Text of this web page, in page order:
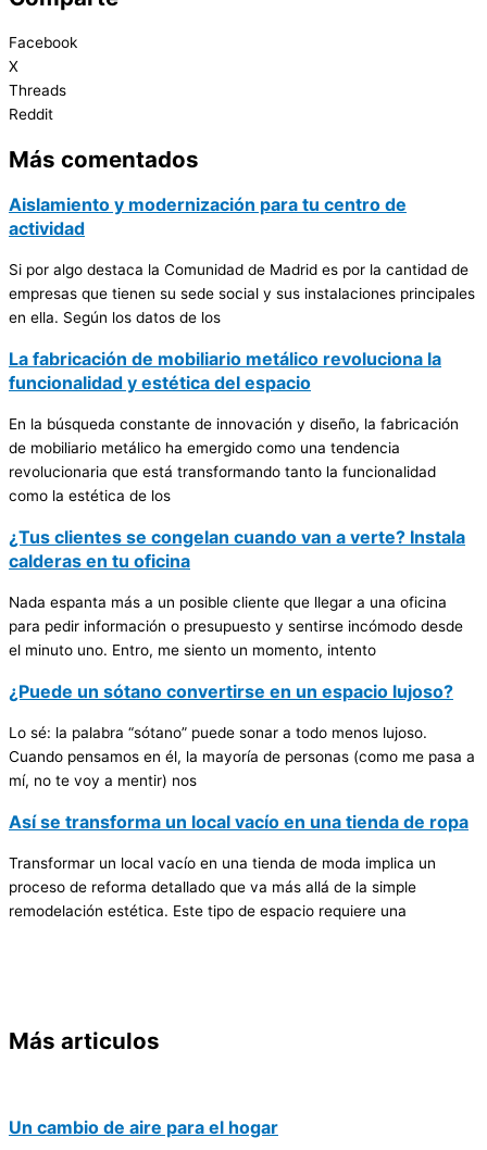
Facebook
X
Threads
Reddit
Más comentados
Aislamiento y modernización para tu centro de
actividad
Si por algo destaca la Comunidad de Madrid es por la cantidad de
empresas que tienen su sede social y sus instalaciones principales
en ella. Según los datos de los
La fabricación de mobiliario metálico revoluciona la
funcionalidad y estética del espacio
En la búsqueda constante de innovación y diseño, la fabricación
de mobiliario metálico ha emergido como una tendencia
revolucionaria que está transformando tanto la funcionalidad
como la estética de los
¿Tus clientes se congelan cuando van a verte? Instala
calderas en tu oficina
Nada espanta más a un posible cliente que llegar a una oficina
para pedir información o presupuesto y sentirse incómodo desde
el minuto uno. Entro, me siento un momento, intento
¿Puede un sótano convertirse en un espacio lujoso?
Lo sé: la palabra “sótano” puede sonar a todo menos lujoso.
Cuando pensamos en él, la mayoría de personas (como me pasa a
mí, no te voy a mentir) nos
Así se transforma un local vacío en una tienda de ropa
Transformar un local vacío en una tienda de moda implica un
proceso de reforma detallado que va más allá de la simple
remodelación estética. Este tipo de espacio requiere una
Más articulos
Un cambio de aire para el hogar